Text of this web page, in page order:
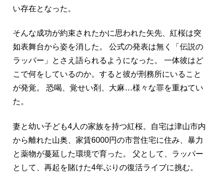
い存在となった。
そんな成功が約束されたかに思われた矢先、紅桜は突
如表舞台から姿を消した。 公式の発表は無く「伝説の
ラッパー」とさえ語られるようになった。 一体彼はど
こで何をしているのか。すると彼が刑務所にいること
が発覚。 恐喝、覚せい剤、大麻…様々な罪を重ねてい
た。
妻と幼い子ども4人の家族を持つ紅桜。自宅は津山市内
から離れた山奥、家賃6000円の市営住宅に住み、暴力
と薬物が蔓延した環境で育った。 父として、ラッパー
として、再起を賭けた4年ぶりの復活ライブに挑む。